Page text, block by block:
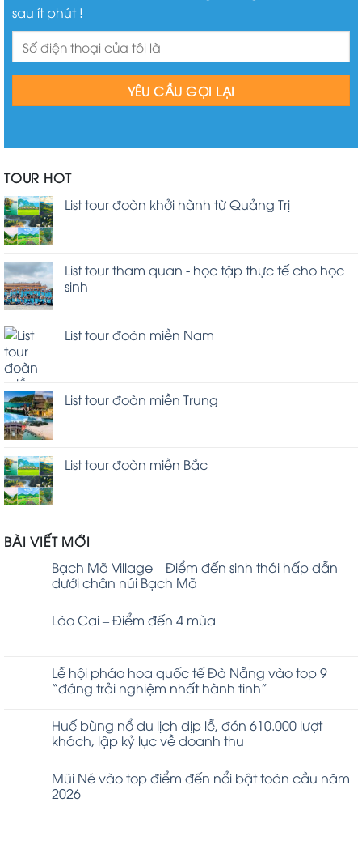
sau ít phút !
TOUR HOT
List tour đoàn khởi hành từ Quảng Trị
List tour tham quan - học tập thực tế cho học
sinh
List tour đoàn miền Nam
List tour đoàn miền Trung
List tour đoàn miền Bắc
BÀI VIẾT MỚI
Bạch Mã Village – Điểm đến sinh thái hấp dẫn
dưới chân núi Bạch Mã
Lào Cai – Điểm đến 4 mùa
Lễ hội pháo hoa quốc tế Đà Nẵng vào top 9
“đáng trải nghiệm nhất hành tinh”
Huế bùng nổ du lịch dịp lễ, đón 610.000 lượt
khách, lập kỷ lục về doanh thu
Mũi Né vào top điểm đến nổi bật toàn cầu năm
2026